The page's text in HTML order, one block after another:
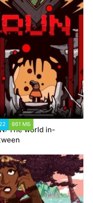
861 МБ
The world in-